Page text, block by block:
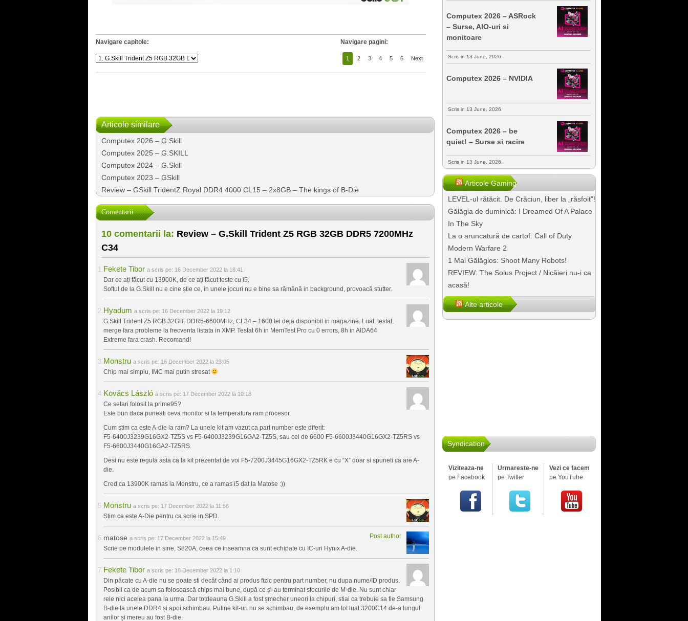
Navigare capitole: Navigare pagini:
1 2 3 4 5 6 Next
Articole similare
Computex 2026 – G.Skill
Computex 2025 – G.SKILL
Computex 2024 – G.Skill
Computex 2023 – GSkill
Review – GSkill TridentZ Royal DDR4 4000 CL15 – 2x8GB – The kings of B-Die
Comentarii
10 comentarii la: Review – G.Skill Trident Z5 RGB 32GB DDR5 7200MHz
C34
Fekete Tibor a scris pe: 16 December 2022 la 18:41
Dar ce ați făcut cu 13900K, de ce ați făcut teste cu i5.
Softul de la G.Skill nu e cine știe ce, in unele jocuri nu e bine sa rămână in background, provoacă stutter.
Hyadum a scris pe: 16 December 2022 la 19:12
G.Skill Trident Z5 RGB 32GB, DDR5-6600MHz, CL34 – 1600 lei deja disponibil in magazine. Luat, testat,
merge fara probleme la frecventa listata in XMP. Testat 6h in MemTest Pro cu 0 errors, 8h in AIDA64
Extreme fara crash. Recomand!
Monstru a scris pe: 16 December 2022 la 23:05
Chip mai simplu, IMC mai putin stresat
Kovács László a scris pe: 17 December 2022 la 10:18
Ce setari folosit la prime95?
Este bun daca puneati ceva monitor si la temperatura ram procesor.
Cum stim ca este A-die la ram? La unele kit am vazut ca part number este diferit:
F5-6400J3239G16GX2-TZ5S vs F5-6400J3239G16GA2-TZ5S, sau cel de 6600 F5-6600J3440G16GX2-TZ5RS vs
F5-6600J3440G16GA2-TZ5RS.
Desi nu este regula asta ca la kit prezentat de voi F5-7200J3445G16GX2-TZ5RK e cu “X” doar si spuneti ca are A-
die.
Cred ca 13900K ramas la Monstru, ce a ramas i5 dat la Matose :))
Monstru a scris pe: 17 December 2022 la 11:56
Stim ca este A-Die pentru ca scrie in SPD.
matose Post author
a scris pe: 17 December 2022 la 15:49
Scrie pe modulele in sine, S820A, ceea ce inseamna ca sunt echipate cu IC-uri Hynix A-die.
Fekete Tibor a scris pe: 18 December 2022 la 1:10
Din păcate cu A-die nu se poate sti decât când ai produs fizic pentru part number, nu dupa nume/ID produs.
Posibil ca de acum sa folosească chips mai bune, după ce și-au terminat stocurile de M-die. Nu sunt chiar
rele nici acelea pana la urma. Dar totdeauna G.Skill a fost șmecher uneori la chipuri, stiai ca trebuie sa fie Samsung
B-die la unele DDR4 și apoi schimbau. Putine kit-uri nu se schimbau, de exemplu am tot luat 3200C14 de-a lungul
anilor și mereu au fost B-die.
Computex 2026 – ASRock
– Surse, AIO-uri si
monitoare
Scris in 13 June, 2026.
Computex 2026 – NVIDIA
Scris in 13 June, 2026.
Computex 2026 – be
quiet! – Surse si racire
Scris in 13 June, 2026.
Articole Gaming
LEVEL-ul rătăcit. De Crăciun, liber la „răsfoit”!
Gălăgia de duminică: I Dreamed Of A Palace
In The Sky
La o aruncatură de cartof: Call of Duty
Modern Warfare 2
1 Mai Gălăgios: Shoot Many Robots!
REVIEW: The Solus Project / Nicăieri nu-i ca
acasă!
Alte articole
Syndication
Viziteaza-ne
pe Facebook
Urmareste-ne
pe Twitter
Vezi ce facem
pe YouTube